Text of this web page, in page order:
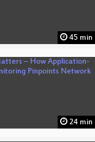
45 min
24 min